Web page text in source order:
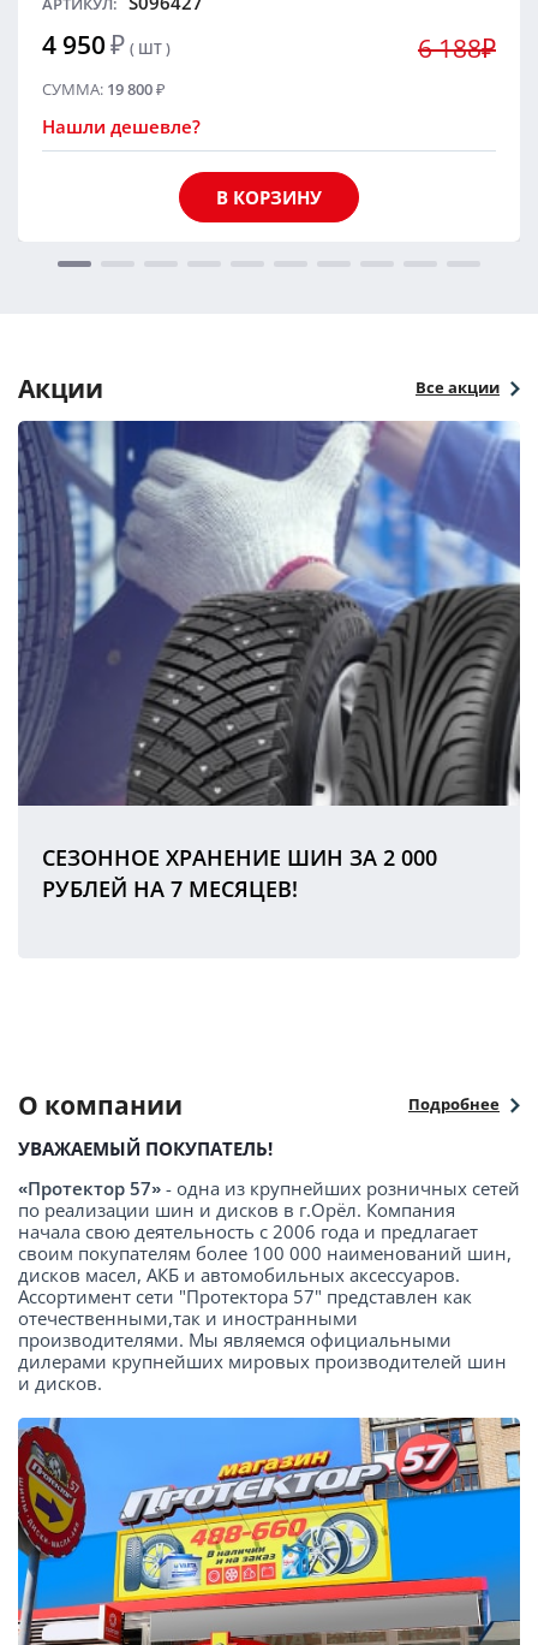
4 950₽ ( ШТ ) 6 188₽
СУММА: 19 800₽
Нашли дешевле?
В КОРЗИНУ
Акции Все акции
СЕЗОННОЕ ХРАНЕНИЕ ШИН ЗА 2 000
РУБЛЕЙ НА 7 МЕСЯЦЕВ!
О компании Подробнее
УВАЖАЕМЫЙ ПОКУПАТЕЛЬ!
«Протектор 57» - одна из крупнейших розничных сетей
по реализации шин и дисков в г.Орёл. Компания
начала свою деятельность с 2006 года и предлагает
своим покупателям более 100 000 наименований шин,
дисков масел, АКБ и автомобильных аксессуаров.
Ассортимент сети "Протектора 57" представлен как
отечественными,так и иностранными
производителями. Мы являемся официальными
дилерами крупнейших мировых производителей шин
и дисков.